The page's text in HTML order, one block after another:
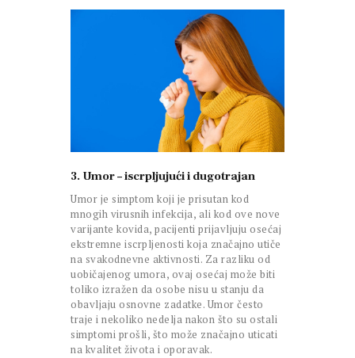
3. Umor – iscrpljujući i dugotrajan
Umor je simptom koji je prisutan kod
mnogih virusnih infekcija, ali kod ove nove
varijante kovida, pacijenti prijavljuju osećaj
ekstremne iscrpljenosti koja značajno utiče
na svakodnevne aktivnosti. Za razliku od
uobičajenog umora, ovaj osećaj može biti
toliko izražen da osobe nisu u stanju da
obavljaju osnovne zadatke. Umor često
traje i nekoliko nedelja nakon što su ostali
simptomi prošli, što može značajno uticati
na kvalitet života i oporavak.